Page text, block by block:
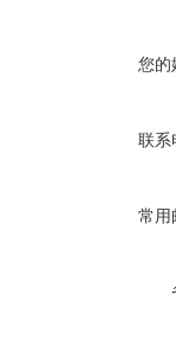
您的
联系
常用